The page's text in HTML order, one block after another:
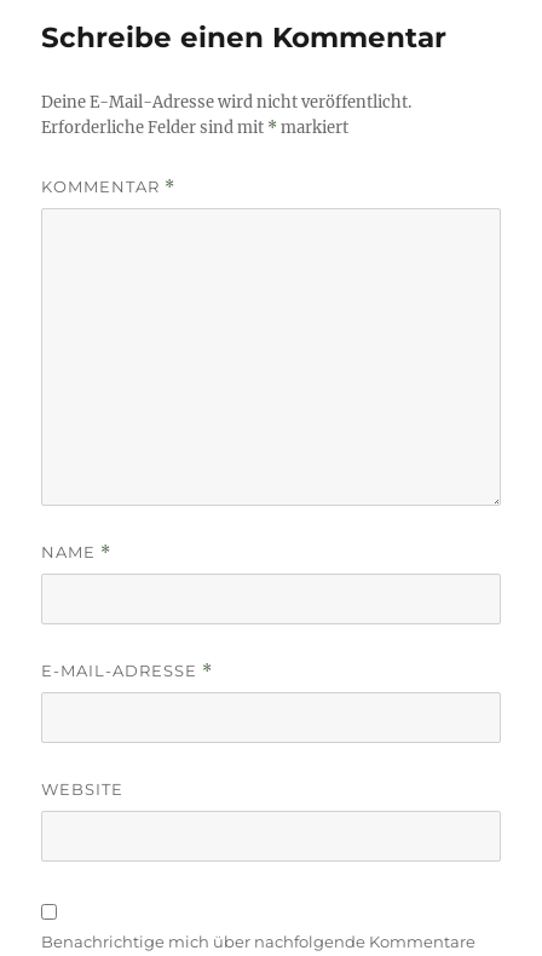
Schreibe einen Kommentar
Deine E-Mail-Adresse wird nicht veröffentlicht.
Erforderliche Felder sind mit *markiert
KOMMENTAR *
NAME *
E-MAIL-ADRESSE *
WEBSITE
Benachrichtige mich über nachfolgende Kommentare